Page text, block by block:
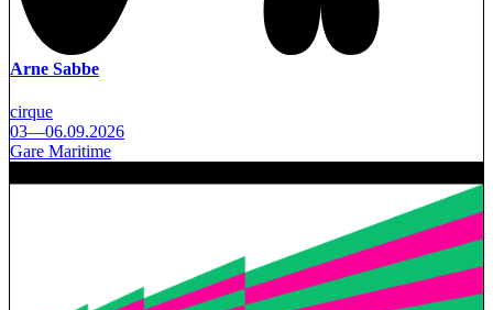
Arne Sabbe
cirque
03—06.09.2026
Gare Maritime